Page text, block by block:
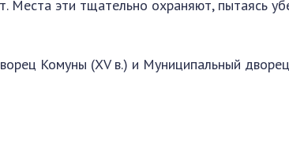
Места эти тщательно охраняют, пытаясь
Комуны (XV в.) и Муниципальный